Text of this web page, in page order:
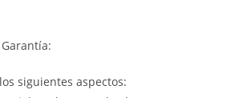
siguientes aspectos: